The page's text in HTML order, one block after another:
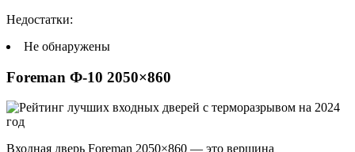
Недостатки:
Не обнаружены
Foreman Ф-10 2050×860
Входная дверь Foreman 2050×860 — это вершина